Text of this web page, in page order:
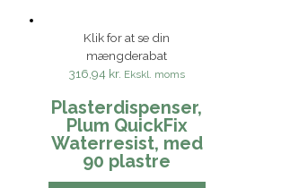
Klik for at se din
mængderabat
316,94 kr. Ekskl. moms
Plasterdispenser,
Plum QuickFix
Waterresist, med
90 plastre